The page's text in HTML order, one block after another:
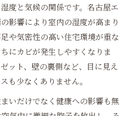
度と気候の関係です。名古屋エ
影響により室内の湿度が高まり
や気密性の高い住宅環境が重な
にカビが発生しやすくなりま
ット、壁の裏側など、目に見え
も少なくありません。
いだけでなく健康への影響も無